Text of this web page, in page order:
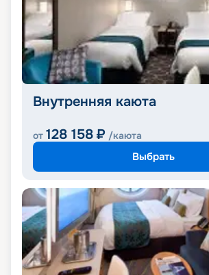
Внутренняя каюта
от 128 158 ₽ /каюта
Выбрать